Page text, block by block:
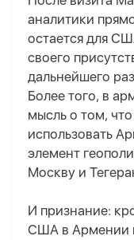
аналитики
остается для
своего
дальнейшего
Более того, в
мысль о том,
использовать
элемент
Москву и
И признание:
США в Армении